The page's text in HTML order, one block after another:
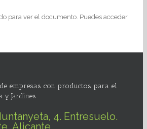
para ver el documento. Puedes acceder
de empresas con productos para el
y Jardines
4. Entresuelo.
Alicante